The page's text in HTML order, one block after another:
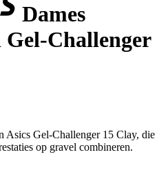
Dames
Gel-Challenger
Asics Gel-Challenger 15 Clay, die
op gravel combineren.